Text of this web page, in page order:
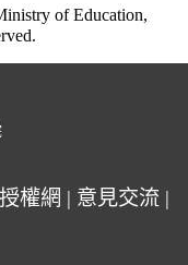
of Education,
權網 | 意見交流 |